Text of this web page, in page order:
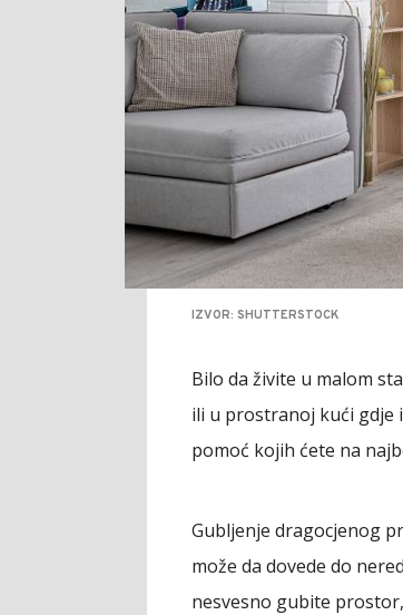
IZVOR: SHUTTERSTOCK
Bilo da živite u malom
ili u prostranoj kući gdje
pomoć kojih ćete na
Gubljenje dragocjenog
može da dovede do
nesvesno gubite